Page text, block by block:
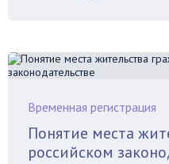
Временная регистрация
Понятие места
российском